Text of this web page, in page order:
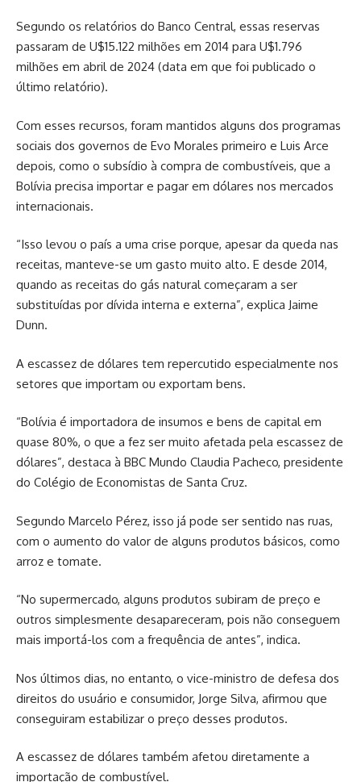
Segundo os relatórios do Banco Central, essas reservas
passaram de U$15.122 milhões em 2014 para U$1.796
milhões em abril de 2024 (data em que foi publicado o
último relatório).
Com esses recursos, foram mantidos alguns dos programas
sociais dos governos de Evo Morales primeiro e Luis Arce
depois, como o subsídio à compra de combustíveis, que a
Bolívia precisa importar e pagar em dólares nos mercados
internacionais.
“Isso levou o país a uma crise porque, apesar da queda nas
receitas, manteve-se um gasto muito alto. E desde 2014,
quando as receitas do gás natural começaram a ser
substituídas por dívida interna e externa”, explica Jaime
Dunn.
A escassez de dólares tem repercutido especialmente nos
setores que importam ou exportam bens.
“Bolívia é importadora de insumos e bens de capital em
quase 80%, o que a fez ser muito afetada pela escassez de
dólares”, destaca à BBC Mundo Claudia Pacheco, presidente
do Colégio de Economistas de Santa Cruz.
Segundo Marcelo Pérez, isso já pode ser sentido nas ruas,
com o aumento do valor de alguns produtos básicos, como
arroz e tomate.
“No supermercado, alguns produtos subiram de preço e
outros simplesmente desapareceram, pois não conseguem
mais importá-los com a frequência de antes”, indica.
Nos últimos dias, no entanto, o vice-ministro de defesa dos
direitos do usuário e consumidor, Jorge Silva, afirmou que
conseguiram estabilizar o preço desses produtos.
A escassez de dólares também afetou diretamente a
importação de combustível.